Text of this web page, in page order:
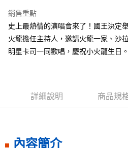
ATM付款
付款後全家取貨
每筆NT$60，滿NT$799(含以上)免運費
銷售重點
史上最熱情的演唱會來了！國王決定
火龍擔任主持人，邀請火龍一家、沙
明星卡司一同歡唱，慶祝小火龍生日。
詳細說明 商品規
內容簡介